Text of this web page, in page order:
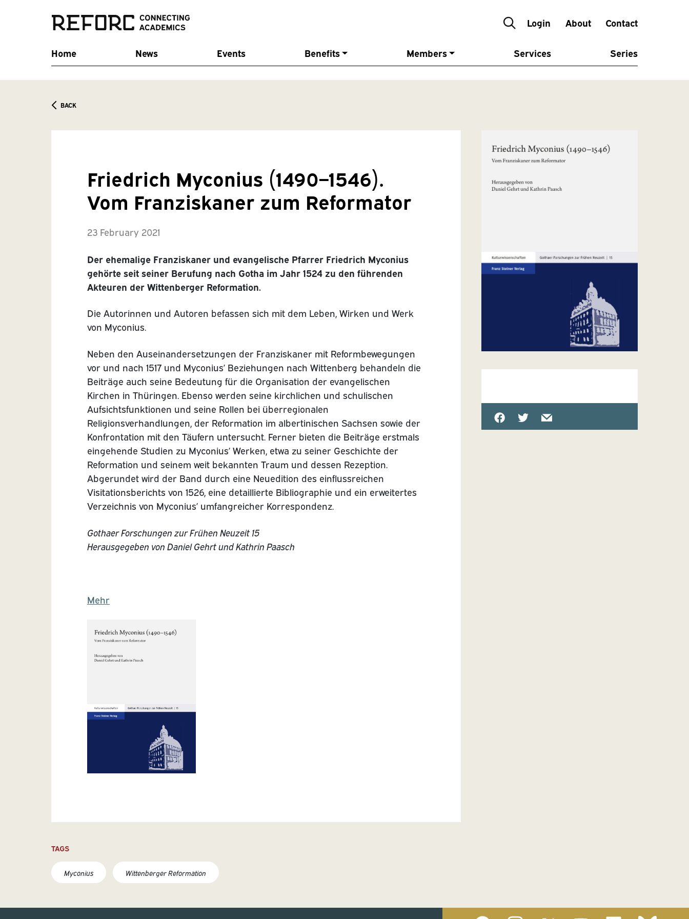
Login About Contact
Home News Events Benefits Members Services Series
BACK
Friedrich Myconius (1490–1546).
Vom Franziskaner zum Reformator
23 February 2021
Der ehemalige Franziskaner und evangelische Pfarrer Friedrich Myconius
gehörte seit seiner Berufung nach Gotha im Jahr 1524 zu den führenden
Akteuren der Wittenberger Reformation.
Die Autorinnen und Autoren befassen sich mit dem Leben, Wirken und Werk
von Myconius.
Neben den Auseinandersetzungen der Franziskaner mit Reformbewegungen
vor und nach 1517 und Myconius’ Beziehungen nach Wittenberg behandeln die
Beiträge auch seine Bedeutung für die Organisation der evangelischen
Kirchen in Thüringen. Ebenso werden seine kirchlichen und schulischen
Aufsichtsfunktionen und seine Rollen bei überregionalen
Religionsverhandlungen, der Reformation im albertinischen Sachsen sowie der
Konfrontation mit den Täufern untersucht. Ferner bieten die Beiträge erstmals
eingehende Studien zu Myconius’ Werken, etwa zu seiner Geschichte der
Reformation und seinem weit bekannten Traum und dessen Rezeption.
Abgerundet wird der Band durch eine Neuedition des einflussreichen
Visitationsberichts von 1526, eine detaillierte Bibliographie und ein erweitertes
Verzeichnis von Myconius’ umfangreicher Korrespondenz.
Gothaer Forschungen zur Frühen Neuzeit 15
Herausgegeben von Daniel Gehrt und Kathrin Paasch
Mehr
TAGS
Myconius Wittenberger Reformation